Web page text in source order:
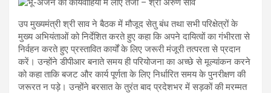
उप मुख्यमंत्री श्री साव ने बैठक में मौजूद सेतु बंध तथा सभी परिक्षेत्रों के
मुख्य अभियंताओं को निर्देशित करते हुए कहा कि अपने दायित्वों का गंभीरता से
निर्वहन करते हुए प्रस्तावित कार्यों के लिए जरूरी मंजूरी तत्परता से प्रदान
करें। उन्होंने डीपीआर बनाते समय ही परियोजना का अच्छे से मूल्यांकन करने
को कहा ताकि बजट और कार्य पूर्णता के लिए निर्धारित समय के पुनरीक्षण की
जरूरत न पड़े। उन्होंने बरसात के तुरंत बाद प्रदेशभर में सड़कों की मरम्मत